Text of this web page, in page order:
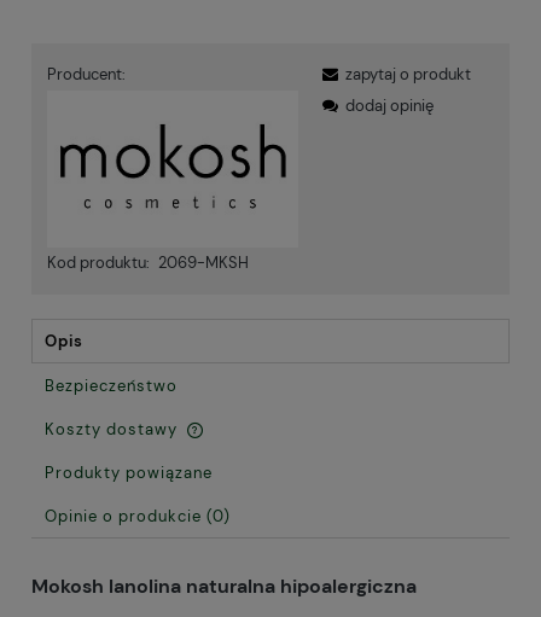
Producent:
Kod produktu: 2069-MKSH
zapytaj o produkt
dodaj opinię
Opis
Bezpieczeństwo
Koszty dostawy
Cena nie zawiera ewentualnych kosztów płatności
Produkty powiązane
Opinie o produkcie (0)
Mokosh lanolina naturalna hipoalergiczna